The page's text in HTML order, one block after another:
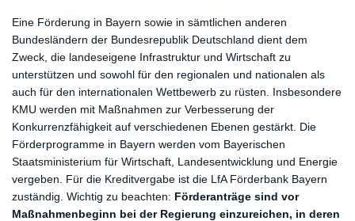
Eine Förderung in Bayern sowie in sämtlichen anderen
Bundesländern der Bundesrepublik Deutschland dient dem
Zweck, die landeseigene Infrastruktur und Wirtschaft zu
unterstützen und sowohl für den regionalen und nationalen als
auch für den internationalen Wettbewerb zu rüsten. Insbesondere
KMU werden mit Maßnahmen zur Verbesserung der
Konkurrenzfähigkeit auf verschiedenen Ebenen gestärkt. Die
Förderprogramme in Bayern werden vom Bayerischen
Staatsministerium für Wirtschaft, Landesentwicklung und Energie
vergeben. Für die Kreditvergabe ist die LfA Förderbank Bayern
zuständig. Wichtig zu beachten: Förderanträge sind vor
Maßnahmenbeginn bei der Regierung einzureichen, in deren